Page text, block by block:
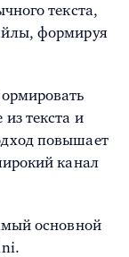
текста,
формируя
текста и
повышает
канал
основной